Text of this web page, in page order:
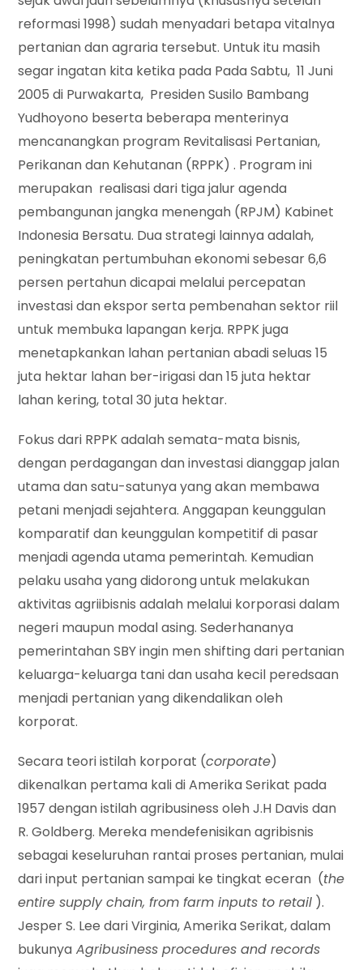
reformasi 1998) sudah menyadari betapa vitalnya
pertanian dan agraria tersebut. Untuk itu masih
segar ingatan kita ketika pada Pada Sabtu, 11 Juni
2005 di Purwakarta, Presiden Susilo Bambang
Yudhoyono beserta beberapa menterinya
mencanangkan program Revitalisasi Pertanian,
Perikanan dan Kehutanan (RPPK) . Program ini
merupakan realisasi dari tiga jalur agenda
pembangunan jangka menengah (RPJM) Kabinet
Indonesia Bersatu. Dua strategi lainnya adalah,
peningkatan pertumbuhan ekonomi sebesar 6,6
persen pertahun dicapai melalui percepatan
investasi dan ekspor serta pembenahan sektor riil
untuk membuka lapangan kerja. RPPK juga
menetapkankan lahan pertanian abadi seluas 15
juta hektar lahan ber-irigasi dan 15 juta hektar
lahan kering, total 30 juta hektar.
Fokus dari RPPK adalah semata-mata bisnis,
dengan perdagangan dan investasi dianggap jalan
utama dan satu-satunya yang akan membawa
petani menjadi sejahtera. Anggapan keunggulan
komparatif dan keunggulan kompetitif di pasar
menjadi agenda utama pemerintah. Kemudian
pelaku usaha yang didorong untuk melakukan
aktivitas agriibisnis adalah melalui korporasi dalam
negeri maupun modal asing. Sederhananya
pemerintahan SBY ingin men shifting dari pertanian
keluarga-keluarga tani dan usaha kecil peredsaan
menjadi pertanian yang dikendalikan oleh
korporat.
Secara teori istilah korporat (corporate)
dikenalkan pertama kali di Amerika Serikat pada
1957 dengan istilah agribusiness oleh J.H Davis dan
R. Goldberg. Mereka mendefenisikan agribisnis
sebagai keseluruhan rantai proses pertanian, mulai
dari input pertanian sampai ke tingkat eceran (the
entire supply chain, from farm inputs to retail ).
Jesper S. Lee dari Virginia, Amerika Serikat, dalam
bukunya Agribusiness procedures and records